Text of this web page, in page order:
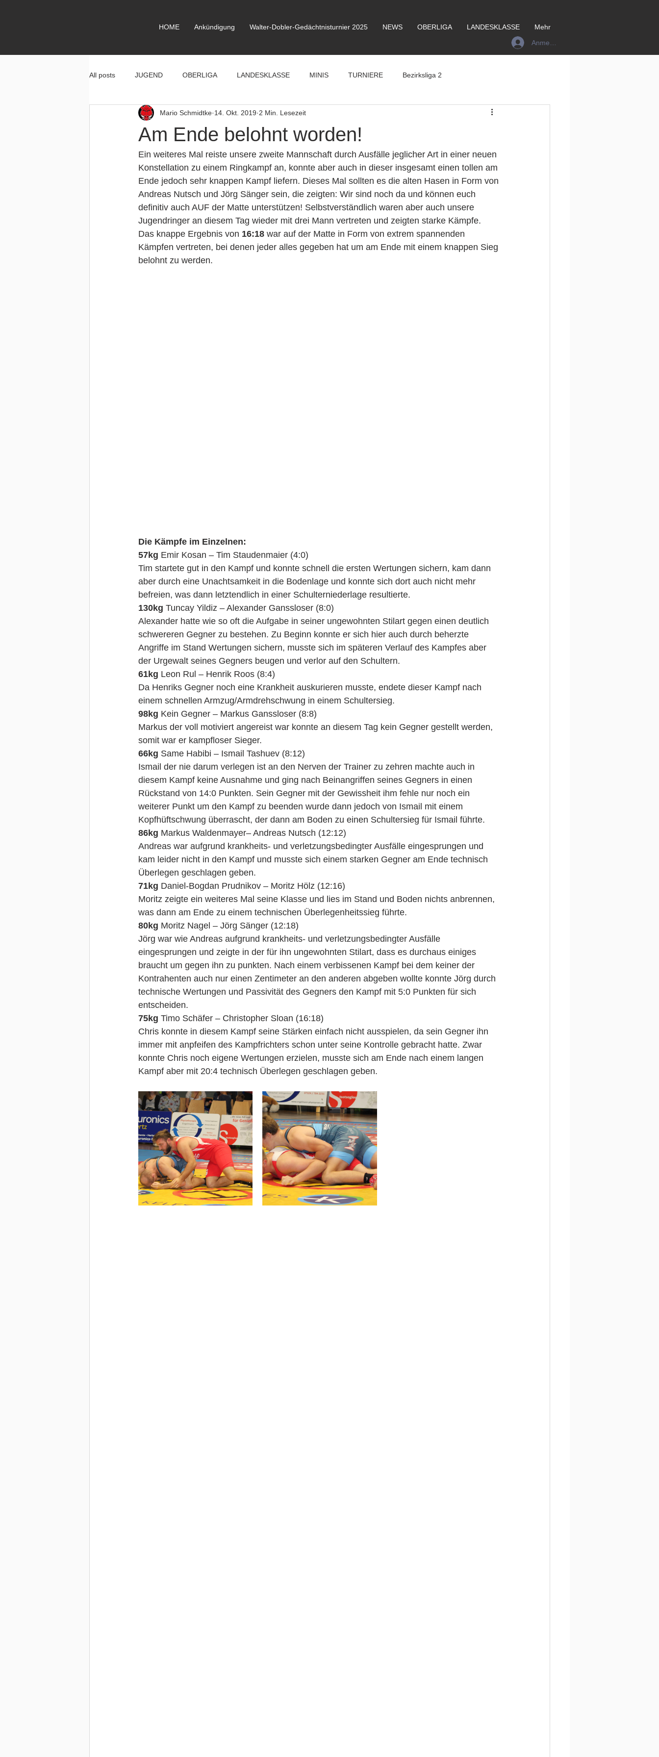
HOME Ankündigung Walter-Dobler-Gedächtnisturnier 2025 NEWS OBERLIGA LANDESKLASSE
Mehr
Anmelden
All posts JUGEND OBERLIGA LANDESKLASSE MINIS TURNIERE Bezirksliga 2
Am Ende belohnt worden!
Mario Schmidtke 14. Okt. 2019 2 Min. Lesezeit
Ein weiteres Mal reiste unsere zweite Mannschaft durch Ausfälle jeglicher Art in einer neuen
Konstellation zu einem Ringkampf an, konnte aber auch in dieser insgesamt einen tollen am
Ende jedoch sehr knappen Kampf liefern. Dieses Mal sollten es die alten Hasen in Form von
Andreas Nutsch und Jörg Sänger sein, die zeigten: Wir sind noch da und können euch
definitiv auch AUF der Matte unterstützen! Selbstverständlich waren aber auch unsere
Jugendringer an diesem Tag wieder mit drei Mann vertreten und zeigten starke Kämpfe.
Das knappe Ergebnis von 16:18 war auf der Matte in Form von extrem spannenden
Kämpfen vertreten, bei denen jeder alles gegeben hat um am Ende mit einem knappen Sieg
belohnt zu werden.
Die Kämpfe im Einzelnen:
57kg Emir Kosan – Tim Staudenmaier (4:0)
Tim startete gut in den Kampf und konnte schnell die ersten Wertungen sichern, kam dann
aber durch eine Unachtsamkeit in die Bodenlage und konnte sich dort auch nicht mehr
befreien, was dann letztendlich in einer Schulterniederlage resultierte.
130kg Tuncay Yildiz – Alexander Ganssloser (8:0)
Alexander hatte wie so oft die Aufgabe in seiner ungewohnten Stilart gegen einen deutlich
schwereren Gegner zu bestehen. Zu Beginn konnte er sich hier auch durch beherzte
Angriffe im Stand Wertungen sichern, musste sich im späteren Verlauf des Kampfes aber
der Urgewalt seines Gegners beugen und verlor auf den Schultern.
61kg Leon Rul – Henrik Roos (8:4)
Da Henriks Gegner noch eine Krankheit auskurieren musste, endete dieser Kampf nach
einem schnellen Armzug/Armdrehschwung in einem Schultersieg.
98kg Kein Gegner – Markus Ganssloser (8:8)
Markus der voll motiviert angereist war konnte an diesem Tag kein Gegner gestellt werden,
somit war er kampfloser Sieger.
66kg Same Habibi – Ismail Tashuev (8:12)
Ismail der nie darum verlegen ist an den Nerven der Trainer zu zehren machte auch in
diesem Kampf keine Ausnahme und ging nach Beinangriffen seines Gegners in einen
Rückstand von 14:0 Punkten. Sein Gegner mit der Gewissheit ihm fehle nur noch ein
weiterer Punkt um den Kampf zu beenden wurde dann jedoch von Ismail mit einem
Kopfhüftschwung überrascht, der dann am Boden zu einen Schultersieg für Ismail führte.
86kg Markus Waldenmayer– Andreas Nutsch (12:12)
Andreas war aufgrund krankheits- und verletzungsbedingter Ausfälle eingesprungen und
kam leider nicht in den Kampf und musste sich einem starken Gegner am Ende technisch
Überlegen geschlagen geben.
71kg Daniel-Bogdan Prudnikov – Moritz Hölz (12:16)
Moritz zeigte ein weiteres Mal seine Klasse und lies im Stand und Boden nichts anbrennen,
was dann am Ende zu einem technischen Überlegenheitssieg führte.
80kg Moritz Nagel – Jörg Sänger (12:18)
Jörg war wie Andreas aufgrund krankheits- und verletzungsbedingter Ausfälle
eingesprungen und zeigte in der für ihn ungewohnten Stilart, dass es durchaus einiges
braucht um gegen ihn zu punkten. Nach einem verbissenen Kampf bei dem keiner der
Kontrahenten auch nur einen Zentimeter an den anderen abgeben wollte konnte Jörg durch
technische Wertungen und Passivität des Gegners den Kampf mit 5:0 Punkten für sich
entscheiden.
75kg Timo Schäfer – Christopher Sloan (16:18)
Chris konnte in diesem Kampf seine Stärken einfach nicht ausspielen, da sein Gegner ihn
immer mit anpfeifen des Kampfrichters schon unter seine Kontrolle gebracht hatte. Zwar
konnte Chris noch eigene Wertungen erzielen, musste sich am Ende nach einem langen
Kampf aber mit 20:4 technisch Überlegen geschlagen geben.